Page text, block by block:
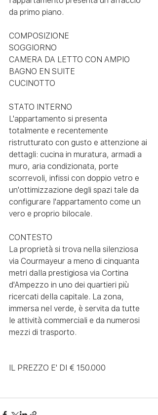
da primo piano.
COMPOSIZIONE
SOGGIORNO
CAMERA DA LETTO CON AMPIO
BAGNO EN SUITE
CUCINOTTO
STATO INTERNO
L'appartamento si presenta
totalmente e recentemente
ristrutturato con gusto e attenzione ai
dettagli: cucina in muratura, armadi a
muro, aria condizionata, porte
scorrevoli, infissi con doppio vetro e
un'ottimizzazione degli spazi tale da
configurare l'appartamento come un
vero e proprio bilocale.
CONTESTO
La proprietà si trova nella silenziosa
via Courmayeur a meno di cinquanta
metri dalla prestigiosa via Cortina
d'Ampezzo in uno dei quartieri più
ricercati della capitale. La zona,
immersa nel verde, è servita da tutte
le attività commerciali e da numerosi
mezzi di trasporto.
IL PREZZO E' DI € 150.000